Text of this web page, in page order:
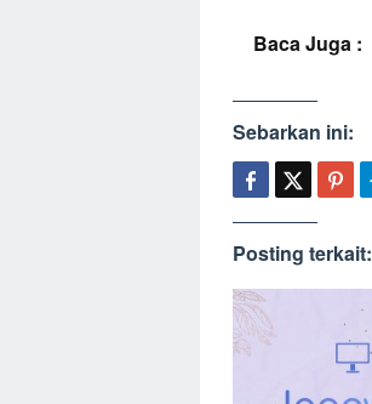
Baca Juga :
Sebarkan ini:
Posting terkait: